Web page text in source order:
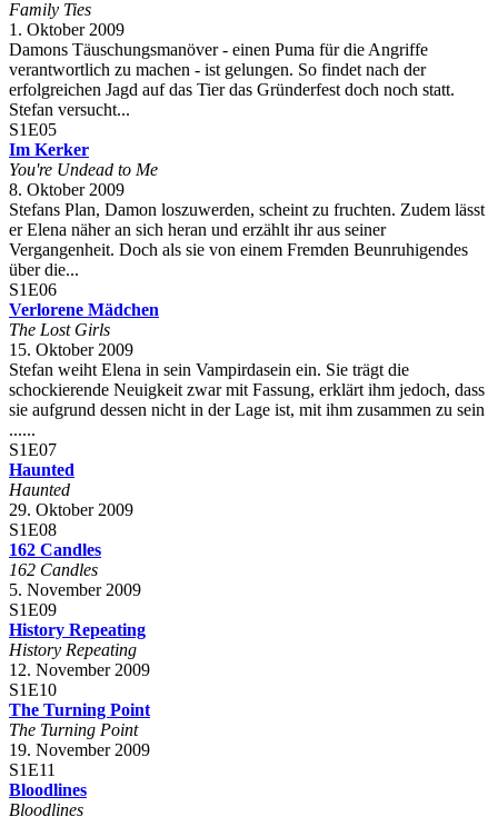
Family Ties
1. Oktober 2009
Damons Täuschungsmanöver - einen Puma für die Angriffe
verantwortlich zu machen - ist gelungen. So findet nach der
erfolgreichen Jagd auf das Tier das Gründerfest doch noch statt.
Stefan versucht...
S1E05
Im Kerker
You're Undead to Me
8. Oktober 2009
Stefans Plan, Damon loszuwerden, scheint zu fruchten. Zudem lässt
er Elena näher an sich heran und erzählt ihr aus seiner
Vergangenheit. Doch als sie von einem Fremden Beunruhigendes
über die...
S1E06
Verlorene Mädchen
The Lost Girls
15. Oktober 2009
Stefan weiht Elena in sein Vampirdasein ein. Sie trägt die
schockierende Neuigkeit zwar mit Fassung, erklärt ihm jedoch, dass
sie aufgrund dessen nicht in der Lage ist, mit ihm zusammen zu sein
......
S1E07
Haunted
Haunted
29. Oktober 2009
S1E08
162 Candles
162 Candles
5. November 2009
S1E09
History Repeating
History Repeating
12. November 2009
S1E10
The Turning Point
The Turning Point
19. November 2009
S1E11
Bloodlines
Bloodlines